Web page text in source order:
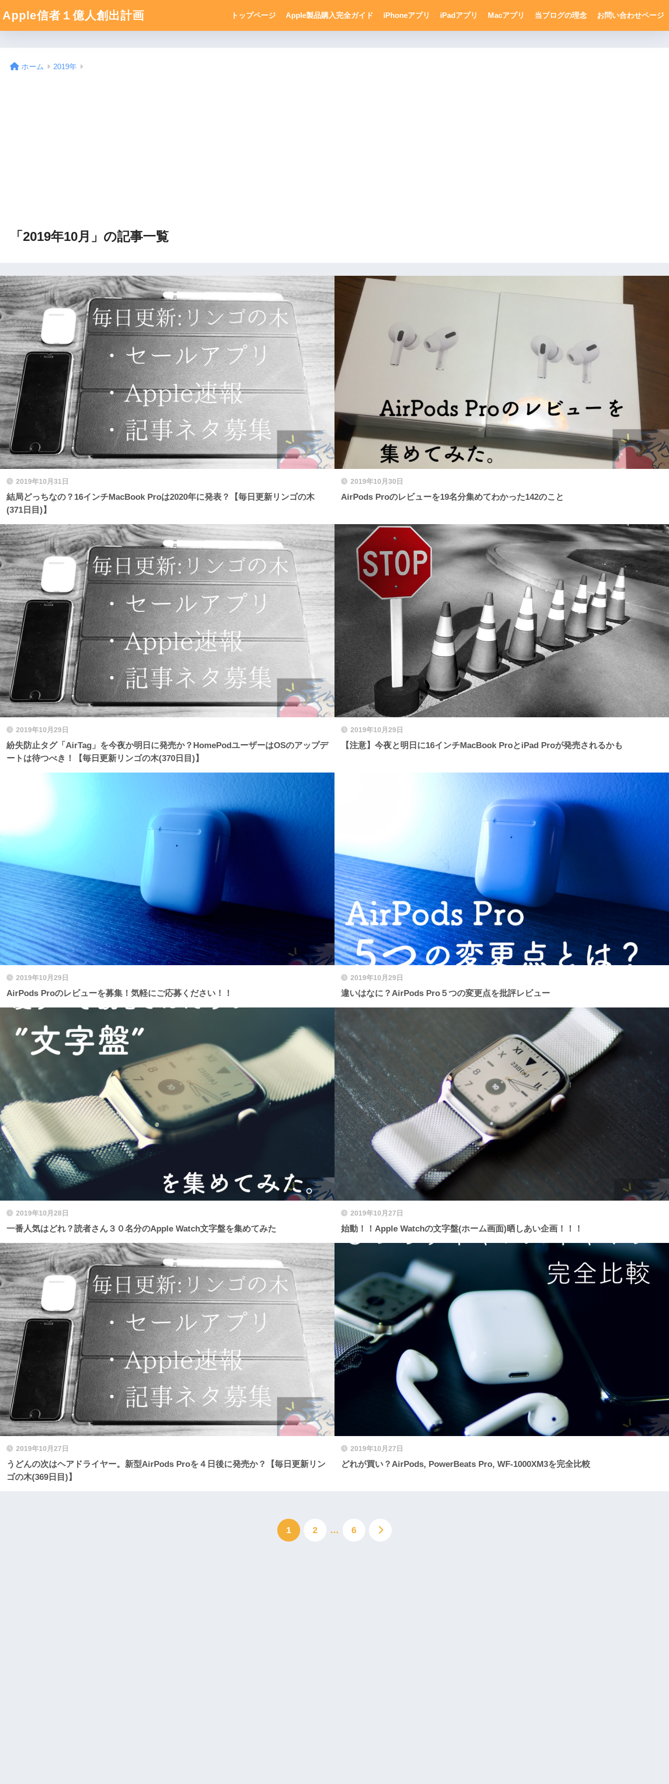
Apple信者１億人創出計画 トップページ Apple製品購入完全ガイド iPhoneアプリ iPadアプリ Macアプリ 当ブログの理念 お問い合わせページ
ホーム 2019年
「2019年10月」の記事一覧
2019年10月31日
結局どっちなの？16インチMacBook Proは2020年に発表？【毎日更新リンゴの木
(371日目)】
2019年10月30日
AirPods Proのレビューを19名分集めてわかった142のこと
2019年10月29日
紛失防止タグ「AirTag」を今夜か明日に発売か？HomePodユーザーはOSのアップデ
ートは待つべき！【毎日更新リンゴの木(370日目)】
2019年10月29日
【注意】今夜と明日に16インチMacBook ProとiPad Proが発売されるかも
2019年10月29日
AirPods Proのレビューを募集！気軽にご応募ください！！
2019年10月29日
違いはなに？AirPods Pro５つの変更点を批評レビュー
2019年10月28日
一番人気はどれ？読者さん３０名分のApple Watch文字盤を集めてみた
2019年10月27日
始動！！Apple Watchの文字盤(ホーム画面)晒しあい企画！！！
2019年10月27日
うどんの次はヘアドライヤー。新型AirPods Proを４日後に発売か？【毎日更新リン
ゴの木(369日目)】
2019年10月27日
どれが買い？AirPods, PowerBeats Pro, WF-1000XM3を完全比較
1 2 … 6